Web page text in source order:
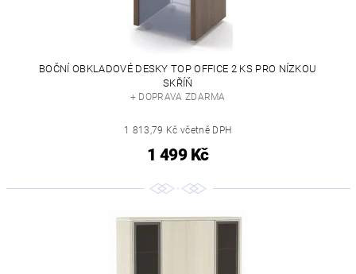
BOČNÍ OBKLADOVÉ DESKY TOP OFFICE 2 KS PRO NÍZKOU
SKŘÍŇ
+ DOPRAVA ZDARMA
1 813,79 Kč včetně DPH
1 499 Kč